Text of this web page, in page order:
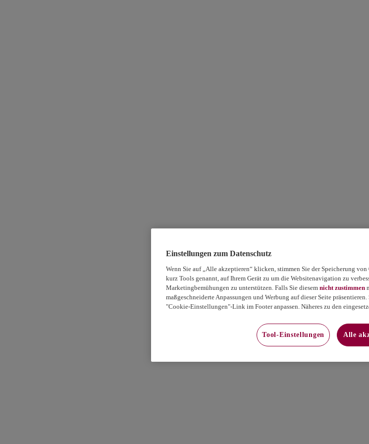
Einstellungen zum Datenschutz
Wenn Sie auf „Alle akzeptieren“ klicken, stimmen Sie der Speicherung
kurz Tools genannt, auf Ihrem Gerät zu um die Websitenavigation zu
Marketingbemühungen zu unterstützen. Falls Sie diesem nicht zustimmen
maßgeschneiderte Anpassungen und Werbung auf dieser Seite
"Cookie-Einstellungen"-Link im Footer anpassen. Näheres zu den
Tool-Einstellungen Alle